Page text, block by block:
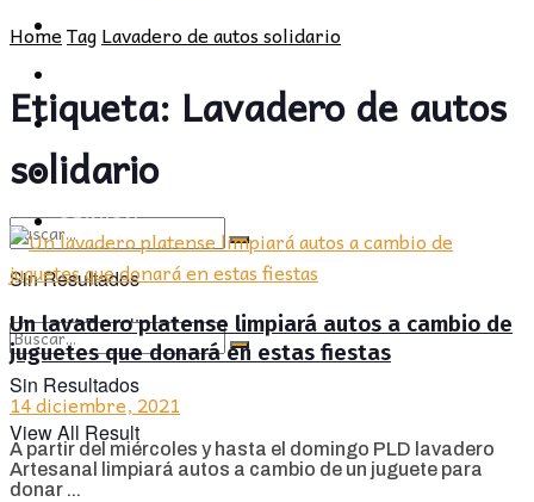
CULTURA
OPINIÓN
Sin Resultados
View All Result
PROVINCIA
SOCIEDAD
CULTURA
OPINIÓN
Sin Resultados
View All Result
HomeTagLavadero de autos solidario
Etiqueta: Lavadero de autos
solidario
Un lavadero platense limpiará autos a cambio de
juguetes que donará en estas fiestas
14 diciembre, 2021
A partir del miércoles y hasta el domingo PLD lavadero
Artesanal limpiará autos a cambio de un juguete para
donar ...